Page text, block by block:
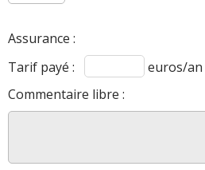
Assurance :
Tarif payé :
euros/an
Commentaire libre :